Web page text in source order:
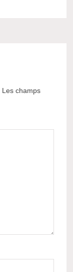
Les champs